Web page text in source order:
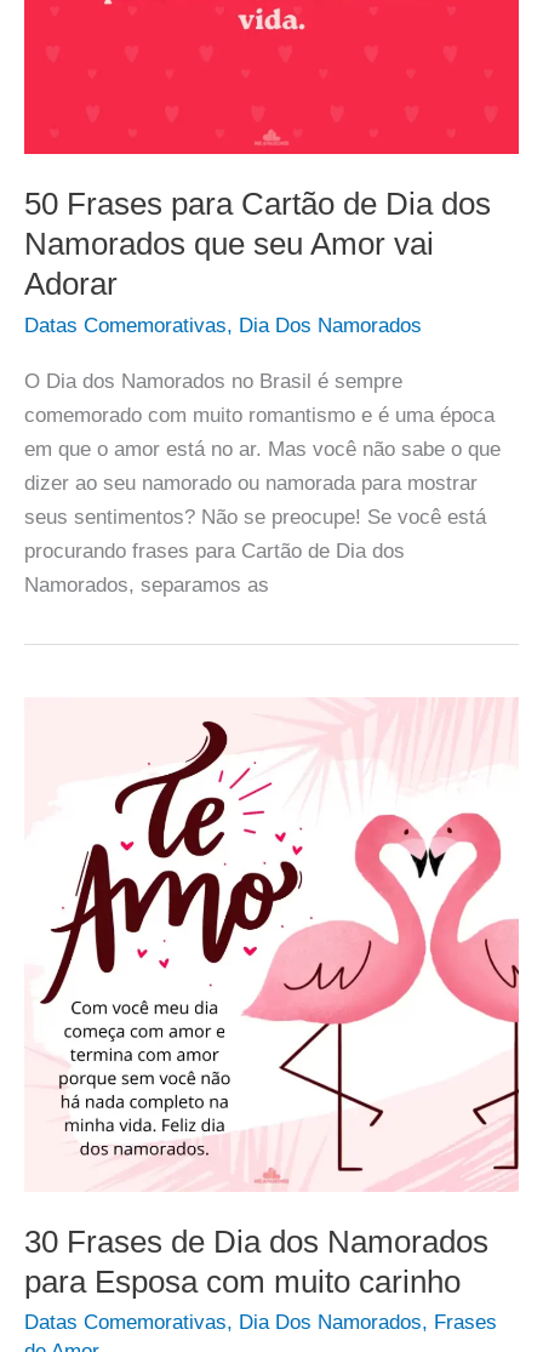
50 Frases para Cartão de Dia dos
Namorados que seu Amor vai
Adorar
Datas Comemorativas, Dia Dos Namorados
O Dia dos Namorados no Brasil é sempre
comemorado com muito romantismo e é uma época
em que o amor está no ar. Mas você não sabe o que
dizer ao seu namorado ou namorada para mostrar
seus sentimentos? Não se preocupe! Se você está
procurando frases para Cartão de Dia dos
Namorados, separamos as
30 Frases de Dia dos Namorados
para Esposa com muito carinho
Datas Comemorativas, Dia Dos Namorados, Frases